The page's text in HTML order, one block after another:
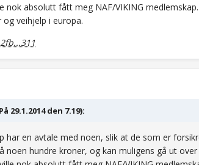
nok absolutt fått meg NAF/VIKING
veihjelp i europa.
29.1.2014 den 7.19):
har en avtale med noen, slik at de som er
noen hundre kroner, og kan muligens gå ut